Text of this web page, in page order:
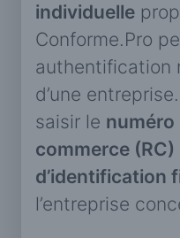
individuelle
Conforme.Pro
authentification
d’une
saisir le numéro
commerce (RC)
d’identification
l’entreprise